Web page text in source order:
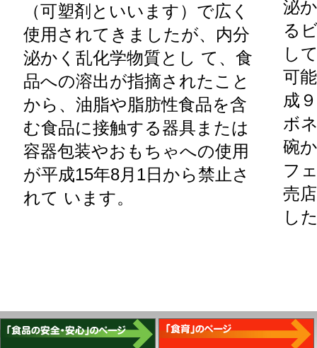
（可塑剤といいます）で広く
使用されてきましたが、内分
泌かく乱化学物質とし て、食
品への溶出が指摘されたこと
から、油脂や脂肪性食品を含
む食品に接触する器具または
容器包装やおもちゃへの使用
が平成15年8月1日から禁止さ
れて います。
泌
る
し
可
成
ボ
碗
フ
売
し